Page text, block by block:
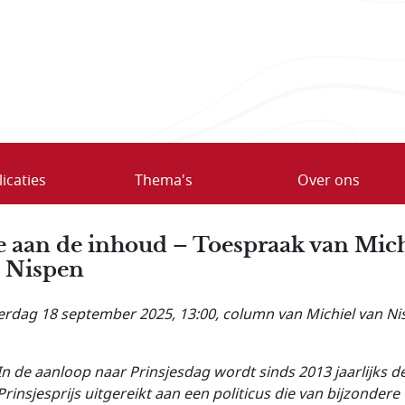
Thema's Over ons
aan de inhoud – Toespraak van
Nispen
18 september 2025, 13:00, column van Michiel van
de aanloop naar Prinsjesdag wordt sinds 2013 jaarlijks
uitgereikt aan een politicus die van bijzondere